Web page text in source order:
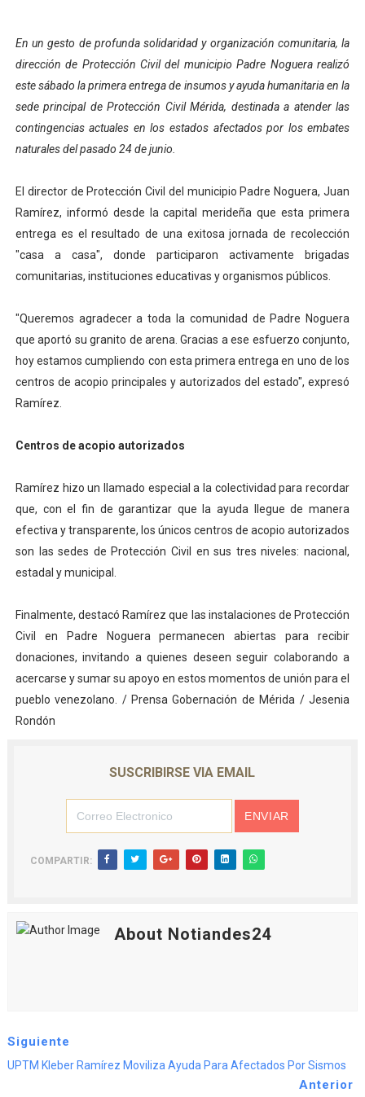
Campo Elías avanza con plan de asfaltado
Encuentro estadal fortalece la coordinación de
Gobernador Arnaldo Sánchez apadrina a más de 993
En un gesto de profunda solidaridad y organización comunitaria, la
dirección de Protección Civil del municipio Padre Noguera realizó
este sábado la primera entrega de insumos y ayuda humanitaria en la
sede principal de Protección Civil Mérida, destinada a atender las
contingencias actuales en los estados afectados por los embates
naturales del pasado 24 de junio.
El director de Protección Civil del municipio Padre Noguera, Juan
Ramírez, informó desde la capital merideña que esta primera
entrega es el resultado de una exitosa jornada de recolección
"casa a casa", donde participaron activamente brigadas
comunitarias, instituciones educativas y organismos públicos.
"Queremos agradecer a toda la comunidad de Padre Noguera
que aportó su granito de arena. Gracias a ese esfuerzo conjunto,
hoy estamos cumpliendo con esta primera entrega en uno de los
centros de acopio principales y autorizados del estado", expresó
Ramírez.
Centros de acopio autorizados
Ramírez hizo un llamado especial a la colectividad para recordar
que, con el fin de garantizar que la ayuda llegue de manera
efectiva y transparente, los únicos centros de acopio autorizados
son las sedes de Protección Civil en sus tres niveles: nacional,
estadal y municipal.
Finalmente, destacó Ramírez que las instalaciones de Protección
Civil en Padre Noguera permanecen abiertas para recibir
donaciones, invitando a quienes deseen seguir colaborando a
acercarse y sumar su apoyo en estos momentos de unión para el
pueblo venezolano. / Prensa Gobernación de Mérida / Jesenia
Rondón
SUSCRIBIRSE VIA EMAIL
COMPARTIR:
About Notiandes24
Siguiente
UPTM Kleber Ramírez Moviliza Ayuda Para Afectados Por Sismos
Anterior